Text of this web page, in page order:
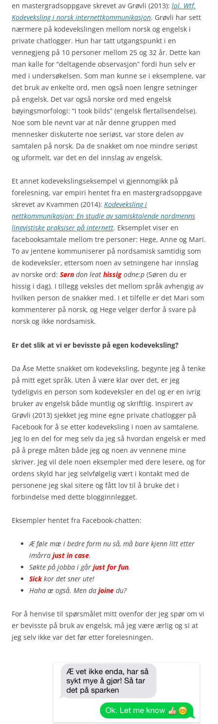
en mastergradsoppgave skrevet av Grøvli (2013): lol. Wtf.
Kodeveksling i norsk internettkommunikasjon. Grøvli har sett
nærmere på kodevekslingen mellom norsk og engelsk i
private chatlogger. Hun har tatt utgangspunkt i en
vennegjeng på 10 personer mellom 25 og 32 år. Dette kan
man kalle for “deltagende observasjon” fordi hun selv er
med i undersøkelsen. Som man kunne se i eksemplene, var
det bruk av enkelte ord, men også noen lengre setninger
på engelsk. Det var også norske ord med engelsk
bøyingsmorfologi: “I took bilds” (engelsk flertallsendelse).
Noe som ble nevnt var at når denne gruppen med
mennesker diskuterte noe seriøst, var store delen av
samtalen på norsk. Da de snakket om noe mindre seriøst
og uformelt, var det en del innslag av engelsk.
Et annet kodevekslingseksempel vi gjennomgikk på
forelesning, var empiri hentet fra en mastergradsoppgave
skrevet av Kvammen (2014): Kodeveksling i
nettkommunikasjon: En studie av samisktalende nordmenns
lingvistiske praksiser på internett. Eksemplet viser en
facebooksamtale mellom tre personer: Hege, Anne og Mari.
To av jentene kommuniserer på nordsamisk samtidig som
de kodeveksler, ettersom noen av setningene har innslag
av norske ord: Sørn don leat hissig odne:p (Søren du er
hissig i dag). I tillegg veksles det mellom språk avhengig av
hvilken person de snakker med. I et tilfelle er det Mari som
kommenterer på norsk, og Hege velger derfor å svare på
norsk og ikke nordsamisk.
Er det slik at vi er bevisste på egen kodeveksling?
Da Åse Mette snakket om kodeveksling, begynte jeg å tenke
på mitt eget språk. Uten å være klar over det, er jeg
tydeligvis en person som kodeveksler en del og er en ivrig
bruker av engelsk både muntlig og skriftlig. Inspirert av
Grøvli (2013) sjekket jeg mine egne private chatlogger på
Facebook for å se etter kodeveksling i noen av samtalene.
Jeg lo en del for meg selv da jeg så hvordan engelsk er med
på å prege måten både jeg og noen av vennene mine
skriver. Jeg vil dele noen eksempler med dere lesere, og for
ordens skyld har jeg selvfølgelig vært i kontakt med de
personene jeg skal sitere og fått lov til å bruke det i
forbindelse med dette blogginnlegget.
Eksempler hentet fra Facebook-chatten:
Æ føle mæ i bedre form nu så, må bare kjenn litt etter
imårra just in case.
Søkte på jobba i går just for fun.
Sickkor det sner ute!
Haha æ også. Men da joine du?
For å henvise til spørsmålet mitt ovenfor der jeg spør om vi
er bevisste på bruk av engelsk, må jeg være ærlig og si at
jeg selv ikke var det før etter forelesningen.